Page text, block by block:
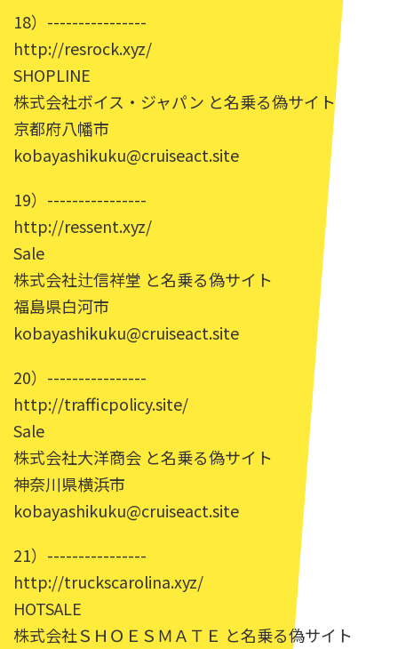
18）----------------
http://resrock.xyz/
SHOPLINE
株式会社ボイス・ジャパン と名乗る偽サイト
京都府八幡市
kobayashikuku@cruiseact.site
19）----------------
http://ressent.xyz/
Sale
株式会社辻信祥堂 と名乗る偽サイト
福島県白河市
kobayashikuku@cruiseact.site
20）----------------
http://trafficpolicy.site/
Sale
株式会社大洋商会 と名乗る偽サイト
神奈川県横浜市
kobayashikuku@cruiseact.site
21）----------------
http://truckscarolina.xyz/
HOTSALE
株式会社ＳＨＯＥＳＭＡＴＥ と名乗る偽サイト